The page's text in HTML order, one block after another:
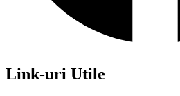
Link-uri Utile